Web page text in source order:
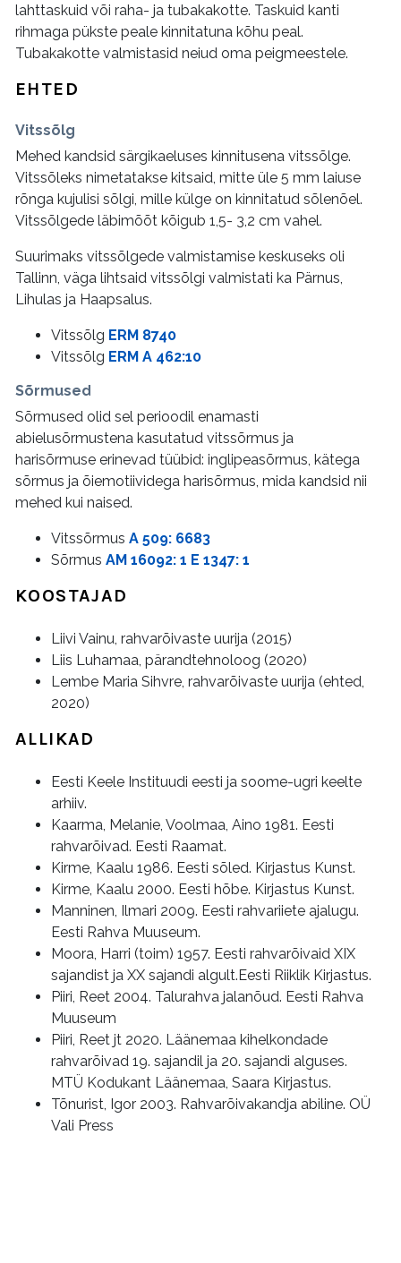
lahttaskuid või raha- ja tubakakotte. Taskuid kanti
rihmaga pükste peale kinnitatuna kõhu peal.
Tubakakotte valmistasid neiud oma peigmeestele.
EHTED
Vitssõlg
Mehed kandsid särgikaeluses kinnitusena vitssõlge.
Vitssõleks nimetatakse kitsaid, mitte üle 5 mm laiuse
rõnga kujulisi sõlgi, mille külge on kinnitatud sõlenõel.
Vitssõlgede läbimõõt kõigub 1,5- 3,2 cm vahel.
Suurimaks vitssõlgede valmistamise keskuseks oli
Tallinn, väga lihtsaid vitssõlgi valmistati ka Pärnus,
Lihulas ja Haapsalus.
Vitssõlg ERM 8740
Vitssõlg ERM A 462:10
Sõrmused
Sõrmused olid sel perioodil enamasti
abielusõrmustena kasutatud vitssõrmus ja
harisõrmuse erinevad tüübid: inglipeasõrmus, kätega
sõrmus ja õiemotiividega harisõrmus, mida kandsid nii
mehed kui naised.
Vitssõrmus A 509: 6683
Sõrmus AM 16092: 1 E 1347: 1
KOOSTAJAD
Liivi Vainu, rahvarõivaste uurija (2015)
Liis Luhamaa, pärandtehnoloog (2020)
Lembe Maria Sihvre, rahvarõivaste uurija (ehted,
2020)
ALLIKAD
Eesti Keele Instituudi eesti ja soome-ugri keelte
arhiiv.
Kaarma, Melanie, Voolmaa, Aino 1981. Eesti
rahvarõivad. Eesti Raamat.
Kirme, Kaalu 1986. Eesti sõled. Kirjastus Kunst.
Kirme, Kaalu 2000. Eesti hõbe. Kirjastus Kunst.
Manninen, Ilmari 2009. Eesti rahvariiete ajalugu.
Eesti Rahva Muuseum.
Moora, Harri (toim) 1957. Eesti rahvarõivaid XIX
sajandist ja XX sajandi algult.Eesti Riiklik Kirjastus.
Piiri, Reet 2004. Talurahva jalanõud. Eesti Rahva
Muuseum
Piiri, Reet jt 2020. Läänemaa kihelkondade
rahvarõivad 19. sajandil ja 20. sajandi alguses.
MTÜ Kodukant Läänemaa, Saara Kirjastus.
Tõnurist, Igor 2003. Rahvarõivakandja abiline. OÜ
Vali Press